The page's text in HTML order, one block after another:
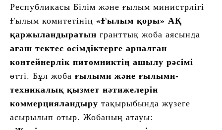
Республикасы Білім және ғылым министрлігі
Ғылым комитетінің «Ғылым қоры» АҚ
қаржыландыратын гранттық жоба аясында
ағаш тектес өсімдіктерге арналған
контейнерлік питомниктің ашылу рәсімі
өтті. Бұл жоба ғылыми және ғылыми-
техникалық қызмет нәтижелерін
коммерцияландыру тақырыбында жүзеге
асырылып отыр. Жобаның атауы: